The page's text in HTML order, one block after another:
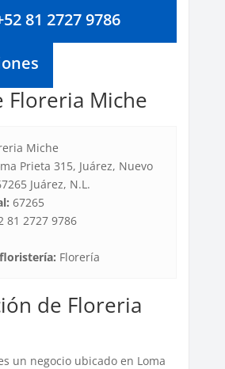
81 2727 9786
Floreria Miche
Miche
Prieta 315, Juárez, Nuevo
Juárez, N.L.
67265
81 2727 9786
Florería
de Floreria
un negocio ubicado en Loma